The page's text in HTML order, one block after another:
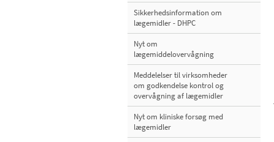
Sikkerhedsinformation om
lægemidler - DHPC
Nyt om
lægemiddelovervågning
Meddelelser til virksomheder
om godkendelse kontrol og
overvågning af lægemidler
Nyt om kliniske forsøg med
lægemidler